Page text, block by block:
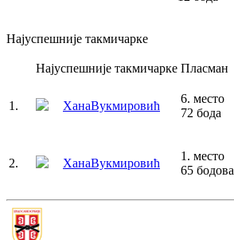
Најуспешније такмичарке
Најуспешније такмичарке Пласман
1 . ХанаВукмировић
6. место
72 бода
2. ХанаВукмировић
1 . место
65 бодова